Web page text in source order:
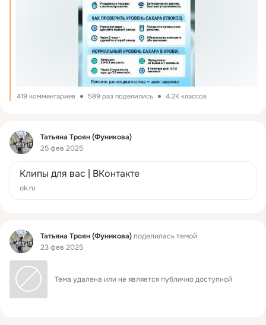
419 комментариев 589 раз поделились 4.2K классов
Фид
Татьяна Троян (Фуникова)
25 фев 2025
Клипы для вас | ВКонтакте
ok.ru
Фид Татьяна Троян (Фуникова)поделилась темой
23 фев 2025
Тема удалена или не является публично доступной